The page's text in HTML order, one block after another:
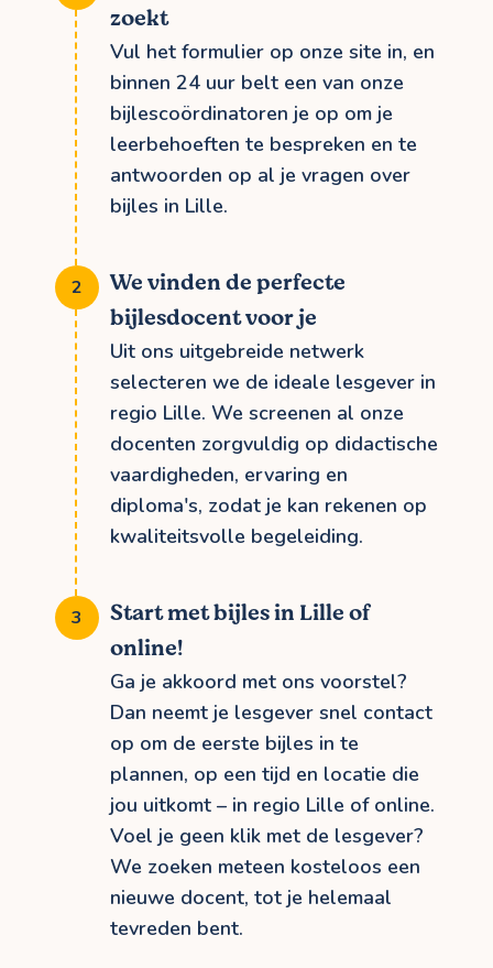
zoekt
Vul het formulier op onze site in, en
binnen 24 uur belt een van onze
bijlescoördinatoren je op om je
leerbehoeften te bespreken en te
antwoorden op al je vragen over
bijles in Lille.
We vinden de perfecte
bijlesdocent voor je
Uit ons uitgebreide netwerk
selecteren we de ideale lesgever in
regio Lille. We screenen al onze
docenten zorgvuldig op didactische
vaardigheden, ervaring en
diploma's, zodat je kan rekenen op
kwaliteitsvolle begeleiding.
Start met bijles in Lille of
online!
Ga je akkoord met ons voorstel?
Dan neemt je lesgever snel contact
op om de eerste bijles in te
plannen, op een tijd en locatie die
jou uitkomt – in regio Lille of online.
Voel je geen klik met de lesgever?
We zoeken meteen kosteloos een
nieuwe docent, tot je helemaal
tevreden bent.